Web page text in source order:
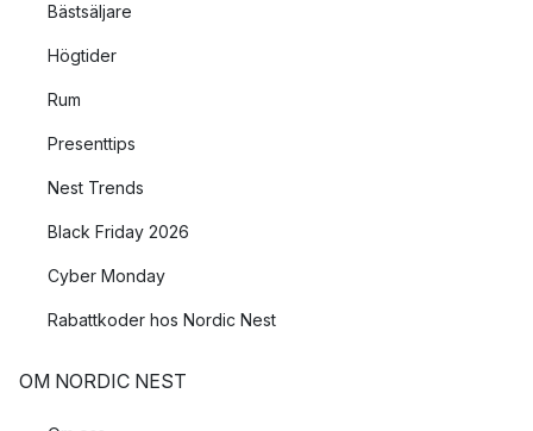
Bästsäljare
Högtider
Rum
Presenttips
Nest Trends
Black Friday 2026
Cyber Monday
Rabattkoder hos Nordic Nest
OM NORDIC NEST